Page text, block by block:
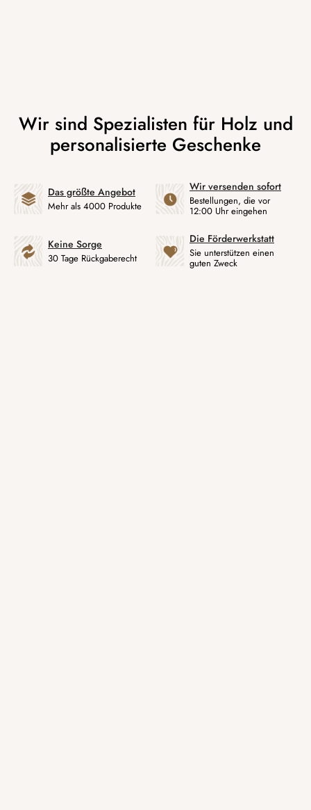
Das größte Angebot
Mehr als 4000 Produkte
Wir versenden sofort
Bestellungen, die vor
12:00 Uhr eingehen
Keine Sorge
30 Tage Rückgaberecht
Die Förderwerkstatt
Sie unterstützen einen
guten Zweck